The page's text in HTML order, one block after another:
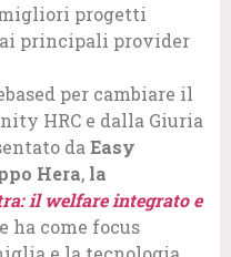
migliori progetti
principali provider
per cambiare il
HRC e dalla Giuria
da Easy
Hera, la
il welfare integrato e
ha come focus